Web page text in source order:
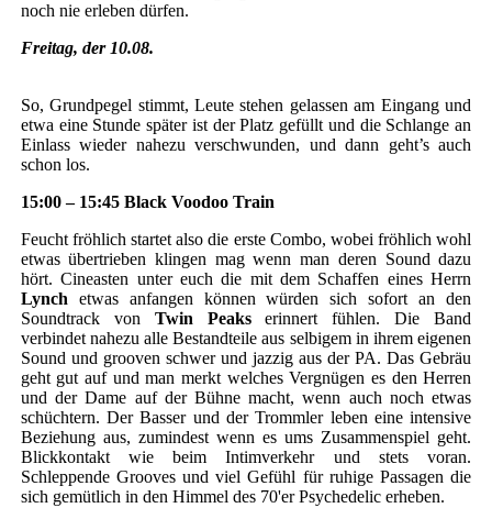
noch nie erleben dürfen.
Freitag, der 10.08.
So, Grundpegel stimmt, Leute stehen gelassen am Eingang und
etwa eine Stunde später ist der Platz gefüllt und die Schlange an
Einlass wieder nahezu verschwunden, und dann geht’s auch
schon los.
15:00 – 15:45 Black Voodoo Train
Feucht fröhlich startet also die erste Combo, wobei fröhlich wohl
etwas übertrieben klingen mag wenn man deren Sound dazu
hört. Cineasten unter euch die mit dem Schaffen eines Herrn
Lynch etwas anfangen können würden sich sofort an den
Soundtrack von Twin Peakserinnert fühlen. Die Band
verbindet nahezu alle Bestandteile aus selbigem in ihrem eigenen
Sound und grooven schwer und jazzig aus der PA. Das Gebräu
geht gut auf und man merkt welches Vergnügen es den Herren
und der Dame auf der Bühne macht, wenn auch noch etwas
schüchtern. Der Basser und der Trommler leben eine intensive
Beziehung aus, zumindest wenn es ums Zusammenspiel geht.
Blickkontakt wie beim Intimverkehr und stets voran.
Schleppende Grooves und viel Gefühl für ruhige Passagen die
sich gemütlich in den Himmel des 70'er Psychedelic erheben.